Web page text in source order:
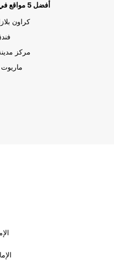
أفضل 5 مواقع في المنامة
كراون
مركز
ماريوت